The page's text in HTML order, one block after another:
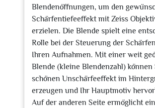
Blendenöffnungen, um den
Schärfentiefeeffekt mit Zeiss
erzielen. Die Blende spielt eine
Rolle bei der Steuerung der
Ihren Aufnahmen. Mit einer weit
Blende (kleine Blendenzahl) können
schönen Unschärfeeffekt im
erzeugen und Ihr Hauptmotiv
Auf der anderen Seite ermöglicht